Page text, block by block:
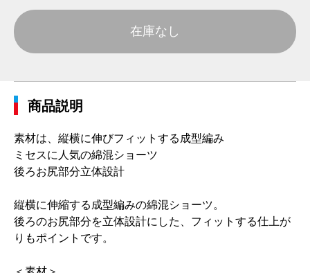
在庫なし
商品説明
素材は、縦横に伸びフィットする成型編み
ミセスに人気の綿混ショーツ
後ろお尻部分立体設計
縦横に伸縮する成型編みの綿混ショーツ。
後ろのお尻部分を立体設計にした、フィットする仕上が
りもポイントです。